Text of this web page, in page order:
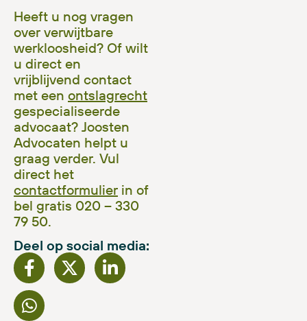
Heeft u nog vragen
over verwijtbare
werkloosheid? Of wilt
u direct en
vrijblijvend contact
met een ontslagrecht
gespecialiseerde
advocaat? Joosten
Advocaten helpt u
graag verder. Vul
direct het
contactformulier in of
bel gratis 020 – 330
79 50.
Deel op social media: